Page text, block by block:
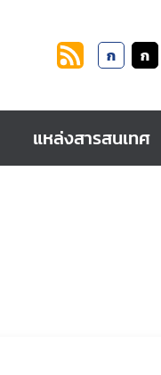
ก ก
แหล่งสารสนเทศ